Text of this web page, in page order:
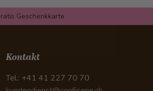
Geschenkkarte
Kontakt
Tel.: +41 41 227 70 70